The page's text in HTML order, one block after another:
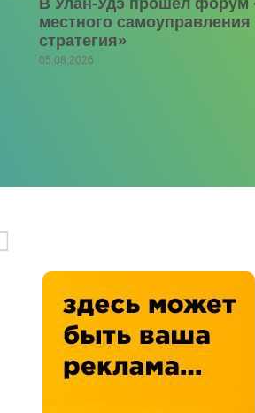
В Улан-Удэ прошёл
местного самоуправления
стратегия»
05.08.2026